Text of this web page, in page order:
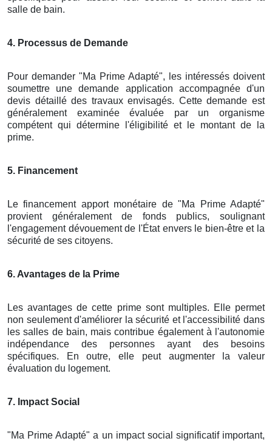
salle de bain.
4. Processus de Demande
Pour demander "Ma Prime Adapté", les intéressés doivent
soumettre une demande application accompagnée d'un
devis détaillé des travaux envisagés. Cette demande est
généralement examinée évaluée par un organisme
compétent qui détermine l'éligibilité et le montant de la
prime.
5. Financement
Le financement apport monétaire de "Ma Prime Adapté"
provient généralement de fonds publics, soulignant
l'engagement dévouement de l'État envers le bien-être et la
sécurité de ses citoyens.
6. Avantages de la Prime
Les avantages de cette prime sont multiples. Elle permet
non seulement d'améliorer la sécurité et l'accessibilité dans
les salles de bain, mais contribue également à l'autonomie
indépendance des personnes ayant des besoins
spécifiques. En outre, elle peut augmenter la valeur
évaluation du logement.
7. Impact Social
"Ma Prime Adapté" a un impact social significatif important,